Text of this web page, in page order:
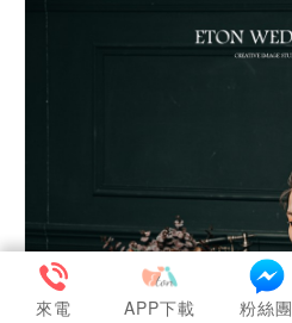
來電 APP下載 粉絲團